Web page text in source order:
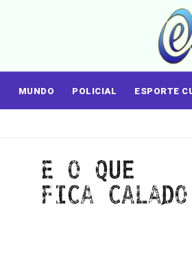
MUNDO POLICIAL ESPORTE